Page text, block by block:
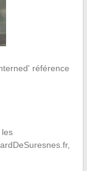
référence